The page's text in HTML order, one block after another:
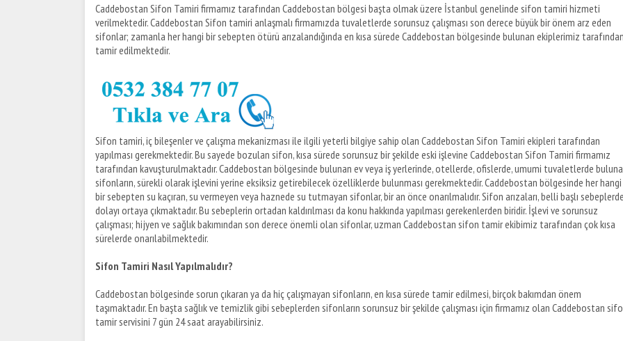
Caddebostan Sifon Tamiri firmamız tarafından Caddebostan bölgesi başta olmak üzere İstanbul genelinde sifon tamiri hizmeti
verilmektedir. Caddebostan Sifon tamiri anlaşmalı firmamızda tuvaletlerde sorunsuz çalışması son derece büyük bir önem arz eden
sifonlar; zamanla her hangi bir sebepten ötürü arızalandığında en kısa sürede Caddebostan bölgesinde bulunan ekiplerimiz
tamir edilmektedir.
Sifon tamiri, iç bileşenler ve çalışma mekanizması ile ilgili yeterli bilgiye sahip olan Caddebostan Sifon Tamiri ekipleri tarafından
yapılması gerekmektedir. Bu sayede bozulan sifon, kısa sürede sorunsuz bir şekilde eski işlevine Caddebostan Sifon Tamiri firmamız
tarafından kavuşturulmaktadır. Caddebostan bölgesinde bulunan ev veya iş yerlerinde, otellerde, ofislerde, umumi tuvaletlerde
sifonların, sürekli olarak işlevini yerine eksiksiz getirebilecek özelliklerde bulunması gerekmektedir. Caddebostan bölgesinde her hangi
bir sebepten su kaçıran, su vermeyen veya haznede su tutmayan sifonlar, bir an önce onarılmalıdır. Sifon arızaları, belli başlı
dolayı ortaya çıkmaktadır. Bu sebeplerin ortadan kaldırılması da konu hakkında yapılması gerekenlerden biridir. İşlevi ve sorunsuz
çalışması; hijyen ve sağlık bakımından son derece önemli olan sifonlar, uzman Caddebostan sifon tamir ekibimiz tarafından çok kısa
sürelerde onarılabilmektedir.
Sifon Tamiri Nasıl Yapılmalıdır?
Caddebostan bölgesinde sorun çıkaran ya da hiç çalışmayan sifonların, en kısa sürede tamir edilmesi, birçok bakımdan önem
taşımaktadır. En başta sağlık ve temizlik gibi sebeplerden sifonların sorunsuz bir şekilde çalışması için firmamız olan Caddebostan
tamir servisini 7 gün 24 saat arayabilirsiniz.